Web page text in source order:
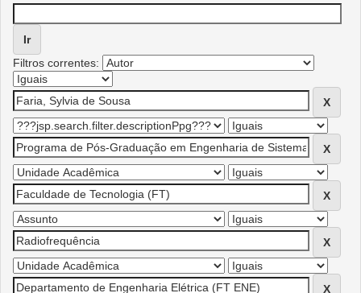
Filtros correntes: